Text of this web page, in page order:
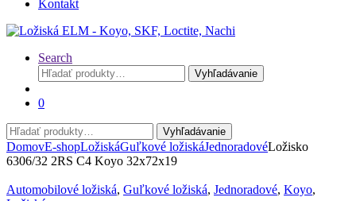
Kontakt
Search
Hľadať:
Vyhľadávanie
0
Hľadať:
Vyhľadávanie
DomovE-shopLožiskáGuľkové ložiskáJednoradovéLožisko
6306/32 2RS C4 Koyo 32x72x19
Automobilové ložiská, Guľkové ložiská, Jednoradové, Koyo,